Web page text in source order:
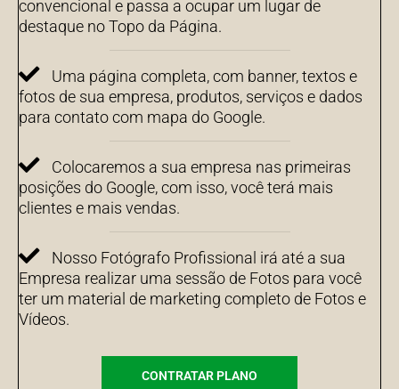
convencional e passa a ocupar um lugar de
destaque no Topo da Página.
Uma página completa, com banner, textos e
fotos de sua empresa, produtos, serviços e dados
para contato com mapa do Google.
Colocaremos a sua empresa nas primeiras
posições do Google, com isso, você terá mais
clientes e mais vendas.
Nosso Fotógrafo Profissional irá até a sua
Empresa realizar uma sessão de Fotos para você
ter um material de marketing completo de Fotos e
Vídeos.
CONTRATAR PLANO